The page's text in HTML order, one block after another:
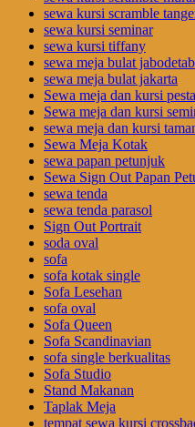
sewa kursi scramble
sewa kursi seminar
sewa kursi tiffany
sewa meja bulat
sewa meja bulat jakarta
Sewa meja dan kursi pesta
Sewa meja dan kursi
sewa meja dan kursi
Sewa Meja Kotak
sewa papan petunjuk
Sewa Sign Out Papan
sewa tenda
sewa tenda parasol
Sign Out Portrait
soda oval
sofa
sofa kotak single
Sofa Lesehan
sofa oval
Sofa Queen
Sofa Scandinavian
sofa single berkualitas
Sofa Studio
Stand Makanan
Taplak Meja
tempat sewa kursi